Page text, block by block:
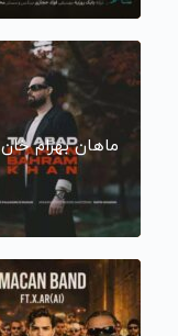
ماهان بهرام خان